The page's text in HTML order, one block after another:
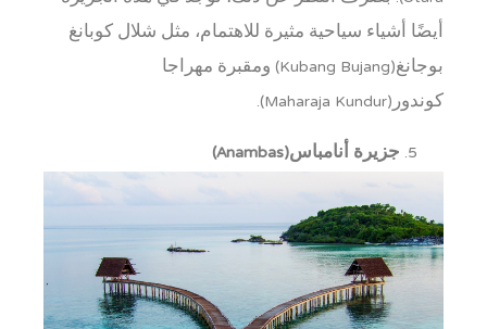
أيضًا أشياء سياحية مثيرة للاهتمام، مثل شلال كوبانغ
بوجانغ(Kubang Bujang) ومقبرة مهراجا
كوندور(Maharaja Kundur).
جزيرة أنامباس(Anambas)